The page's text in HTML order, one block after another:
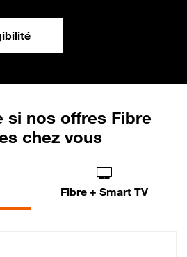
si nos offres Fibre
chez vous
Fibre + Smart TV